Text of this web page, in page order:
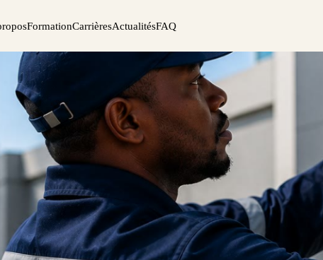
FormationCarrièresActualitésFAQ